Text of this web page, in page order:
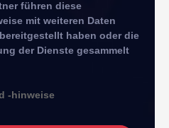
führen diese
mit weiteren Daten
haben oder die
der Dienste gesammelt
-hinweise